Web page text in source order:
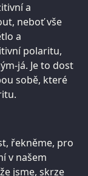
a
neboť vše
a
polaritu,
já. Je to dost
sobě, které
řekněme, pro
v našem
jsme, skrze